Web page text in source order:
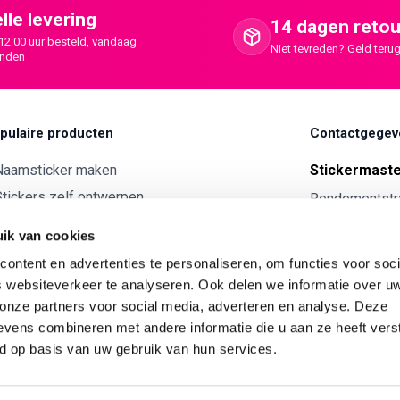
van cookies
en advertenties te personaliseren, om functies voor
websiteverkeer te analyseren. Ook delen we informatie over
partners voor social media, adverteren en analyse. Deze
combineren met andere informatie die u aan ze heeft
op basis van uw gebruik van hun services.
levering
uur besteld, vandaag
14 dagen
Niet tevreden? Geld
producten
maken
zelf ontwerpen
je eigen kunststof tekst
maken
je eigen Vilt tekst
je eigen rally naam sticker
KVK:71793437
BTW nr: